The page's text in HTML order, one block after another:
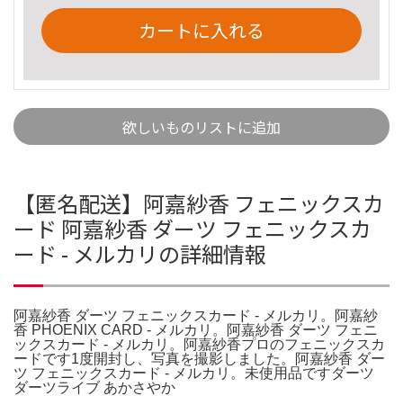
カートに入れる
欲しいものリストに追加
【匿名配送】阿嘉紗香 フェニックスカ
ード 阿嘉紗香 ダーツ フェニックスカ
ード - メルカリの詳細情報
阿嘉紗香 ダーツ フェニックスカード - メルカリ。阿嘉紗
香 PHOENIX CARD - メルカリ。阿嘉紗香 ダーツ フェニ
ックスカード - メルカリ。阿嘉紗香プロのフェニックスカ
ードです1度開封し、写真を撮影しました。阿嘉紗香 ダー
ツ フェニックスカード - メルカリ。未使用品ですダーツ
ダーツライブ あかさやか